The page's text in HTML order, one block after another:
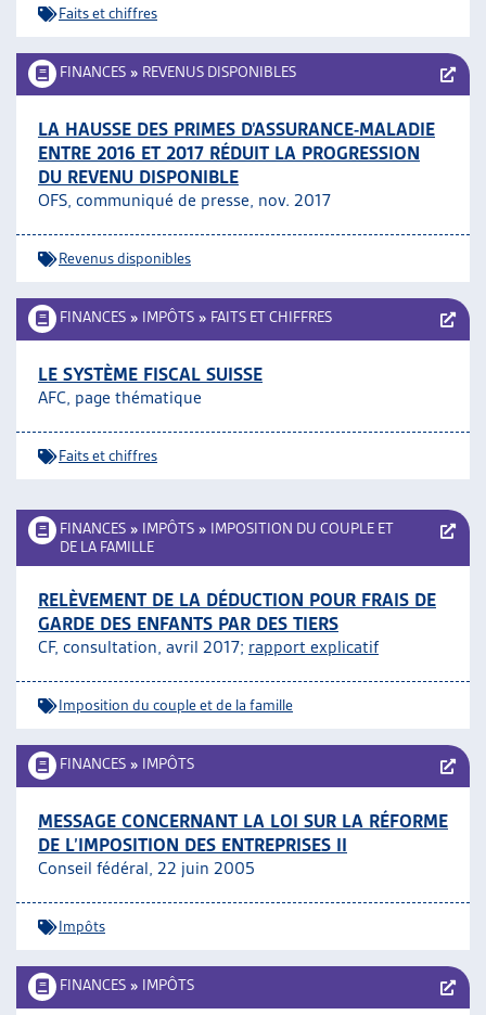
Faits et chiffres
FINANCES » REVENUS DISPONIBLES
LA HAUSSE DES PRIMES D’ASSURANCE-MALADIE
ENTRE 2016 ET 2017 RÉDUIT LA PROGRESSION
DU REVENU DISPONIBLE
OFS, communiqué de presse, nov. 2017
Revenus disponibles
FINANCES » IMPÔTS » FAITS ET CHIFFRES
LE SYSTÈME FISCAL SUISSE
AFC, page thématique
Faits et chiffres
FINANCES » IMPÔTS » IMPOSITION DU COUPLE ET
DE LA FAMILLE
RELÈVEMENT DE LA DÉDUCTION POUR FRAIS DE
GARDE DES ENFANTS PAR DES TIERS
CF, consultation, avril 2017; rapport explicatif
Imposition du couple et de la famille
FINANCES » IMPÔTS
MESSAGE CONCERNANT LA LOI SUR LA RÉFORME
DE L’IMPOSITION DES ENTREPRISES II
Conseil fédéral, 22 juin 2005
Impôts
FINANCES » IMPÔTS